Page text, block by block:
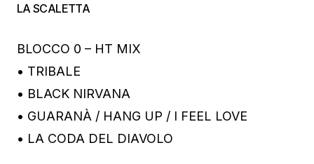
LA SCALETTA
BLOCCO 0 – HT MIX
• TRIBALE
• BLACK NIRVANA
• GUARANÀ / HANG UP / I FEEL LOVE
• LA CODA DEL DIAVOLO